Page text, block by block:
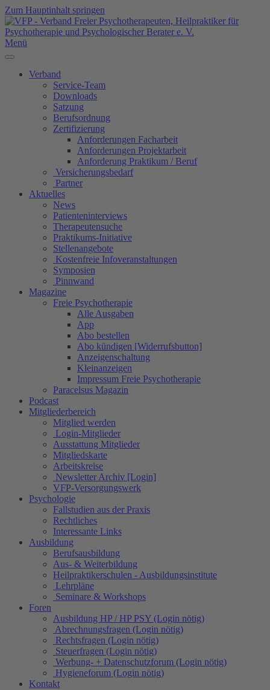
Zum Hauptinhalt springen
Menü
Verband
Service-Team
Downloads
Satzung
Berufsordnung
Zertifizierung
Anforderungen Facharbeit
Anforderungen Projektarbeit
Anforderung Praktikum / Beruf
Versicherungsbedarf
Partner
Aktuelles
News
Patienteninterviews
Therapeutensuche
Praktikums-Initiative
Stellenangebote
Kostenfreie Infoveranstaltungen
Symposien
Pinnwand
Magazine
Freie Psychotherapie
Alle Ausgaben
App
Abo bestellen
Abo kündigen [Widerrufsbutton]
Anzeigenschaltung
Kleinanzeigen
Impressum Freie Psychotherapie
Paracelsus Magazin
Podcast
Mitgliederbereich
Mitglied werden
Login-Mitglieder
Ausstattung Mitglieder
Mitgliedskarte
Arbeitskreise
Newsletter Archiv [Login]
VFP-Versorgungswerk
Psychologie
Fallstudien aus der Praxis
Rechtliches
Interessante Links
Ausbildung
Berufsausbildung
Aus- & Weiterbildung
Heilpraktikerschulen - Ausbildungsinstitute
Lehrpläne
Seminare & Workshops
Foren
Ausbildung HP / HP PSY (Login nötig)
Abrechnungsfragen (Login nötig)
Rechtsfragen (Login nötig)
Steuerfragen (Login nötig)
Werbung- + Datenschutzforum (Login nötig)
Hygieneforum (Login nötig)
Kontakt